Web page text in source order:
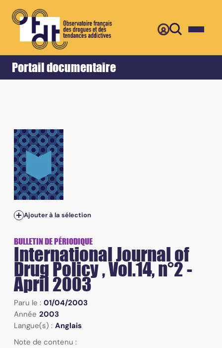
Portail documentaire
Accueil Retour
Vol.14, n°2 - April 2003
Ajouter à la sélection
BULLETIN DE PÉRIODIQUE
International Journal of
Drug Policy , Vol.14, n°2 -
April 2003
Paru le : 01/04/2003
Année 2003
Langue(s) : Anglais
Note de contenu :